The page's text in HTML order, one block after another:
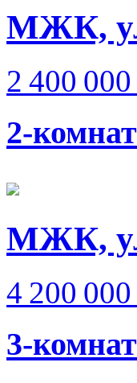
МЖК,
2 400
2-
МЖК,
4 200
3-